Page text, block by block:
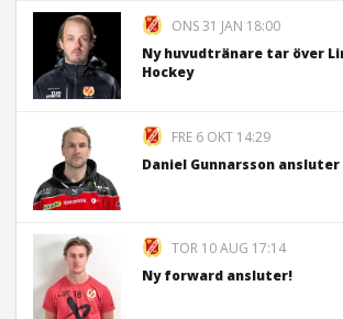
ONS 31 JAN 18:00
Ny huvudtränare tar över
Hockey
FRE 6 OKT 14:29
Daniel Gunnarsson
TOR 10 AUG 17:14
Ny forward ansluter!